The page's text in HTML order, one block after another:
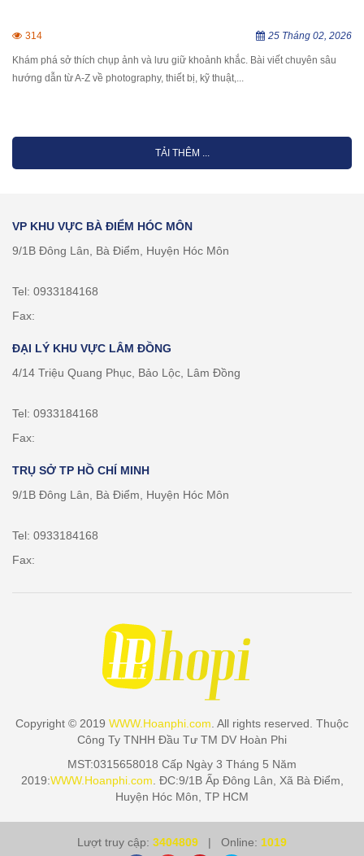
314 25 Tháng 02, 2026
Khám phá sở thích chụp ảnh và lưu giữ khoảnh khắc. Bài viết chuyên sâu
hướng dẫn từ A-Z về photography, thiết bị, kỹ thuật,...
TẢI THÊM ...
VP KHU VỰC BÀ ĐIỂM HÓC MÔN
9/1B Đông Lân, Bà Điểm, Huyện Hóc Môn
Tel: 0933184168
Fax:
ĐẠI LÝ KHU VỰC LÂM ĐỒNG
4/14 Triệu Quang Phục, Bảo Lộc, Lâm Đồng
Tel: 0933184168
Fax:
TRỤ SỞ TP HỒ CHÍ MINH
9/1B Đông Lân, Bà Điểm, Huyện Hóc Môn
Tel: 0933184168
Fax:
Copyright © 2019 WWW.Hoanphi.com . All rights reserved. Thuộc
Công Ty TNHH Đầu Tư TM DV Hoàn Phi
MST:0315658018 Cấp Ngày 3 Tháng 5 Năm
2019:WWW.Hoanphi.com . ĐC:9/1B Ấp Đông Lân, Xã Bà Điểm,
Huyện Hóc Môn, TP HCM
Lượt truy cập: 3404809 | Online: 1019